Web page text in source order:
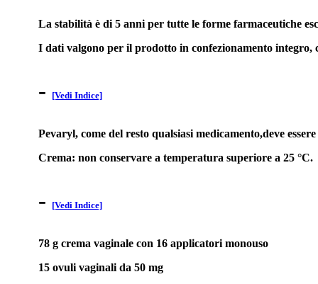
La stabilità è di 5 anni per tutte le forme farmaceutiche
I dati valgono per il prodotto in confezionamento integro,
- [Vedi Indice]
Pevaryl, come del resto qualsiasi medicamento,deve
Crema: non conservare a temperatura superiore a 25 °C.
- [Vedi Indice]
78 g crema vaginale con 16 applicatori monouso
15 ovuli vaginali da 50 mg